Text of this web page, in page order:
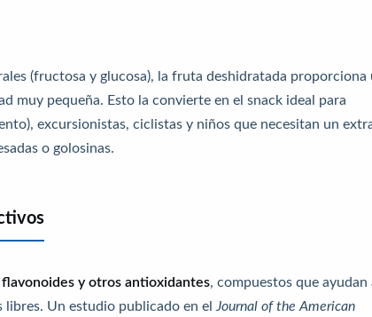
(fructosa y glucosa), la fruta deshidratada proporciona
muy pequeña. Esto la convierte en el snack ideal para
excursionistas, ciclistas y niños que necesitan un
o golosinas.
y otros antioxidantes , compuestos que ayudan
Un estudio publicado en el Journal of the American